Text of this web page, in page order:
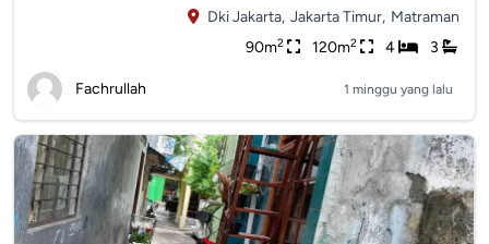
Dki Jakarta, Jakarta Timur, Matraman
90m2 120m2 4 3
Fachrullah 1 minggu yang lalu